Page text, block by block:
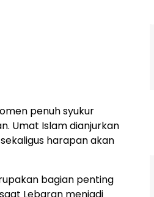
penuh syukur
Umat Islam dianjurkan
harapan akan
bagian penting